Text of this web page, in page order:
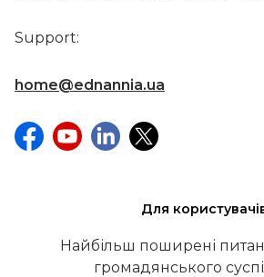
Support:
home@ednannia.ua
Для
Найбільш поширені
громадянського